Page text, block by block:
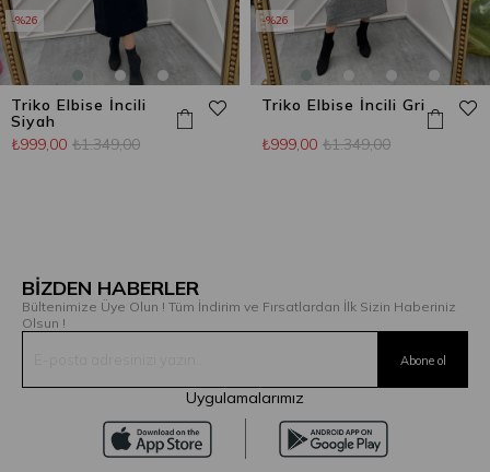
Triko Elbise İncili
Siyah
₺999,00 ₺1.349,00
%26
Triko Elbise İncili Gri
₺999,00 ₺1.349,00
%26
BİZDEN HABERLER
Bültenimize Üye Olun ! Tüm İndirim ve Fırsatlardan İlk Sizin Haberiniz
Olsun !
Uygulamalarımız